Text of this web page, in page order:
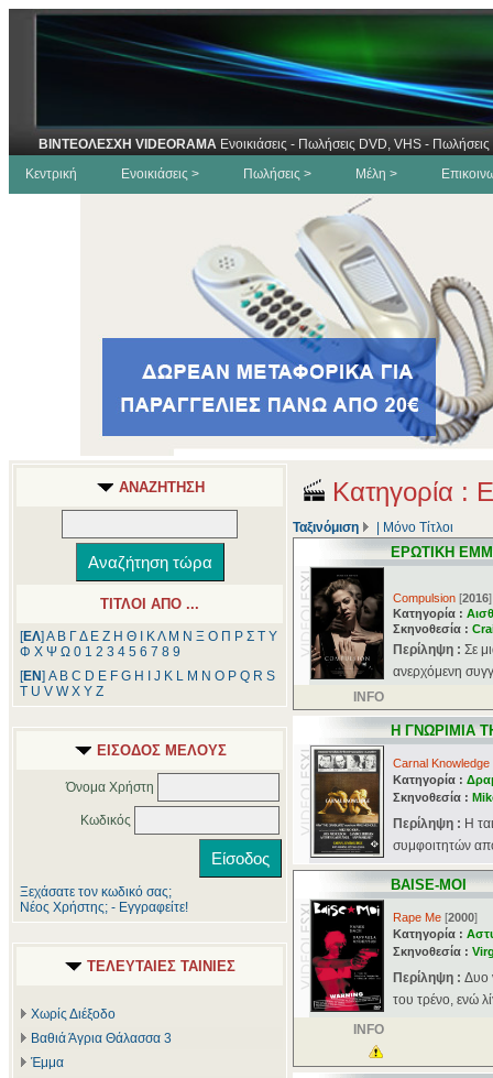
ΒΙΝΤΕΟΛΕΣΧΗ VIDEORAMA Ενοικιάσεις - Πωλήσεις DVD, VHS -
Κεντρική
Ενοικιάσεις > Πωλήσεις > Μέλη >
ΑΝΑΖΗΤΗΣΗ
ΤΙΤΛΟΙ ΑΠΟ ...
[ΕΛ] Α Β ΓΔ Ε Ζ Η Θ ΚΛ Μ Ν Ξ Ο Π Ρ Σ Τ Υ
Φ Χ Ψ Ω 0 1 2 3 4 5 6 7 8 9
[ΕΝ] A B C D E F G H J K L M N O P Q R S
T U V W X Y Z
ΕΙΣΟΔΟΣ ΜΕΛΟΥΣ
Όνομα Χρήστη
Κωδικός
Ξεχάσατε τον κωδικό σας;
Νέος Χρήστης; - Εγγραφείτε!
ΤΕΛΕΥΤΑΙΕΣ ΤΑΙΝΙΕΣ
Χωρίς Διέξοδο
Βαθιά Άγρια Θάλασσα 3
Έμμα
Κατηγορία :
Ταξινόμιση Μόνο Τίτλοι
ΕΡΩΤΙΚΗ
Compulsion [2016]
Κατηγορία :
Σκηνοθεσία :
Περίληψη : Σε
ανερχόμενη
INFO
Η ΓΝΩΡΙΜΙΑ
Carnal Knowledge
Κατηγορία :
Σκηνοθεσία :
Περίληψη : Η
συμφοιτητών
BAISE-MOI
Rape Me [2000]
Κατηγορία :
Σκηνοθεσία :
Περίληψη : Δυο
του τρένο, ενώ
INFO